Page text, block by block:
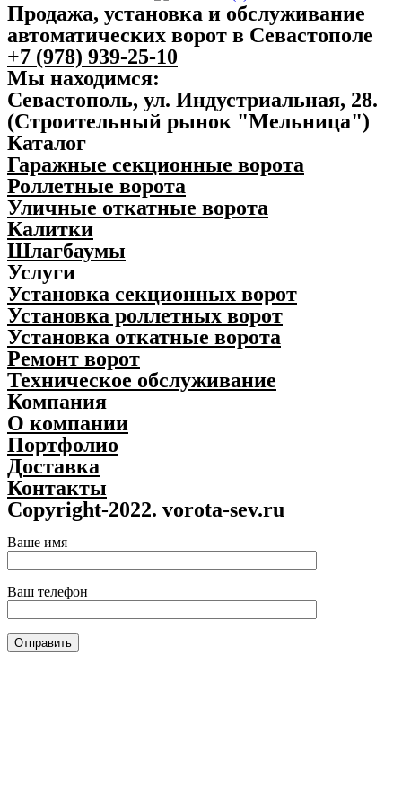
Продажа, установка и обслуживание
автоматических ворот в Севастополе
+7 (978) 939-25-10
Мы находимся:
Севастополь, ул. Индустриальная, 28.
(Строительный рынок "Мельница")
Каталог
Гаражные секционные ворота
Роллетные ворота
Уличные откатные ворота
Калитки
Шлагбаумы
Услуги
Установка секционных ворот
Установка роллетных ворот
Установка откатные ворота
Ремонт ворот
Техническое обслуживание
Компания
О компании
Портфолио
Доставка
Контакты
Copyright-2022. vorota-sev.ru
Ваше имя
Ваш телефон